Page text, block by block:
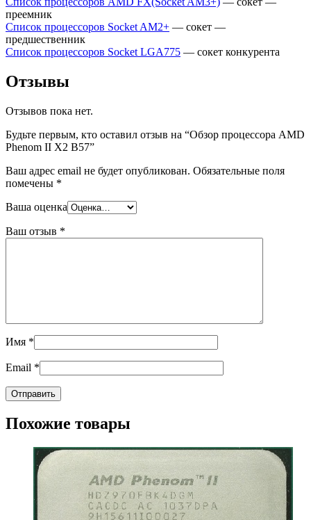
преемник
Список процессоров Socket AM2+ — сокет —
предшественник
Список процессоров Socket LGA775 — сокет конкурента
Отзывы
Отзывов пока нет.
Будьте первым, кто оставил отзыв на “Обзор процессора AMD
Phenom II X2 B57”
Ваш адрес email не будет опубликован. Обязательные поля
помечены *
Ваша оценка
Ваш отзыв *
Имя *
Email *
Похожие товары